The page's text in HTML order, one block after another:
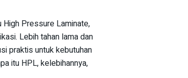
High Pressure Laminate,
Lebih tahan lama dan
praktis untuk kebutuhan
itu HPL, kelebihannya,